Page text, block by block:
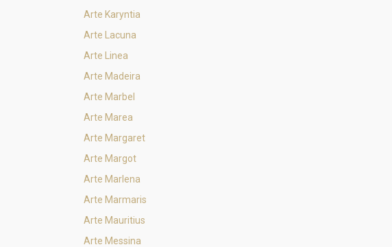
Arte Karyntia
Arte Lacuna
Arte Linea
Arte Madeira
Arte Marbel
Arte Marea
Arte Margaret
Arte Margot
Arte Marlena
Arte Marmaris
Arte Mauritius
Arte Messina